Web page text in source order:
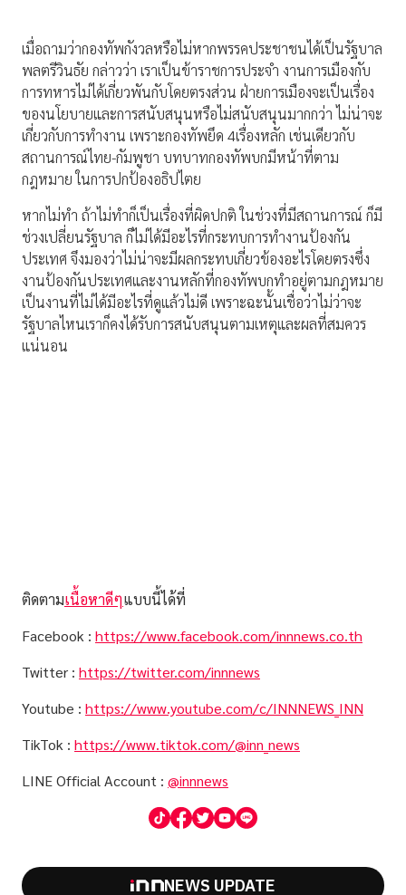
เมื่อถามว่ากองทัพกังวลหรือไม่หากพรรคประชาชนได้เป็นรัฐบาล
พลตรีวินธัย กล่าวว่า เราเป็นข้าราชการประจํา งานการเมืองกับ
การทหารไม่ได้เกี่ยวพันกับโดยตรงส่วน ฝ่ายการเมืองจะเป็นเรื่อง
ของนโยบายและการสนับสนุนหรือไม่สนับสนุนมากกว่า ไม่น่าจะ
เกี่ยวกับการทํางาน เพราะกองทัพยึด 4เรื่องหลัก เช่นเดียวกับ
สถานการณ์ไทย-กัมพูชา บทบาทกองทัพบกมีหน้าที่ตาม
กฎหมาย ในการปกป้องอธิปไตย
หากไม่ทำ ถ้าไม่ทําก็เป็นเรื่องที่ผิดปกติ ในช่วงที่มีสถานการณ์ ก็มี
ช่วงเปลี่ยนรัฐบาล ก็ไม่ได้มีอะไรที่กระทบการทํางานป้องกัน
ประเทศ จึงมองว่าไม่น่าจะมีผลกระทบเกี่ยวข้องอะไรโดยตรงซึ่ง
งานป้องกันประเทศและงานหลักที่กองทัพบกทําอยู่ตามกฎหมาย
เป็นงานที่ไม่ได้มีอะไรที่ดูแล้วไม่ดี เพราะฉะนั้นเชื่อว่าไม่ว่าจะ
รัฐบาลไหนเราก็คงได้รับการสนับสนุนตามเหตุและผลที่สมควร
แน่นอน
ติดตามเนื้อหาดีๆแบบนี้ได้ที่
Facebook : https://www.facebook.com/innnews.co.th
Twitter : https://twitter.com/innnews
Youtube : https://www.youtube.com/c/INNNEWS_INN
TikTok : https://www.tiktok.com/@inn_news
LINE Official Account : @innnews
NEWS UPDATE